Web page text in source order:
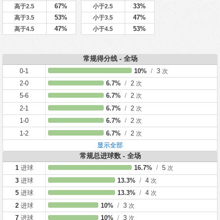
高于2.5 67%
高于3.5 53%
高于4.5 47%
小于2.5 33%
小于3.5 47%
小于4.5 53%
常规得分线 - 全场
0-1 10% /3 次
2-0 6.7% / 2 次
5-6 6.7% / 2 次
2-1 6.7% / 2 次
1-0 6.7% / 2 次
1-2 6.7% / 2 次
显示全部
常规总进球数 - 全场
1 进球 16.7% /5 次
3 进球 13.3% /4 次
5 进球 13.3% /4 次
2 进球 10% / 3 次
7 进球 10% / 3 次